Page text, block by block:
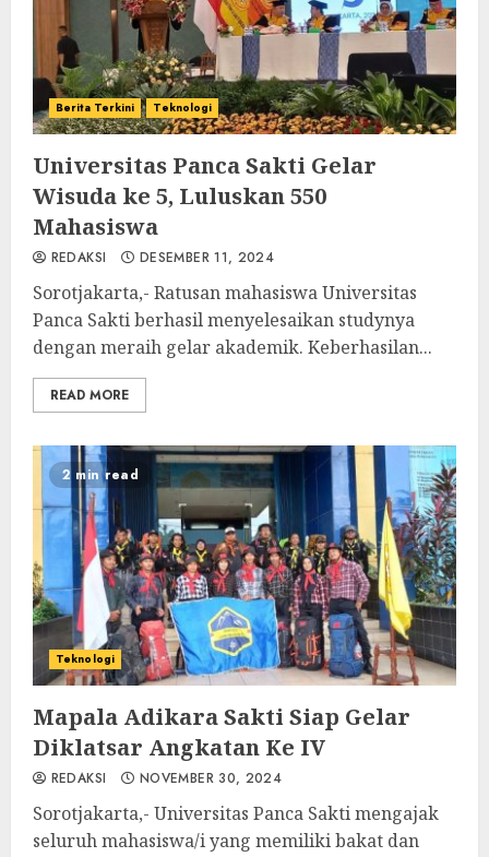
Berita Terkini Teknologi
Universitas Panca Sakti Gelar
Wisuda ke 5, Luluskan 550
Mahasiswa
REDAKSI DESEMBER 11, 2024
Sorotjakarta,- Ratusan mahasiswa Universitas
Panca Sakti berhasil menyelesaikan studynya
dengan meraih gelar akademik. Keberhasilan...
READ MORE
2 min read
Teknologi
Mapala Adikara Sakti Siap Gelar
Diklatsar Angkatan Ke IV
REDAKSI NOVEMBER 30, 2024
Sorotjakarta,- Universitas Panca Sakti mengajak
seluruh mahasiswa/i yang memiliki bakat dan